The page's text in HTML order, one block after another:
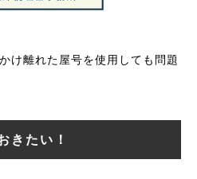
け離れた屋号を使用しても問題
きたい！